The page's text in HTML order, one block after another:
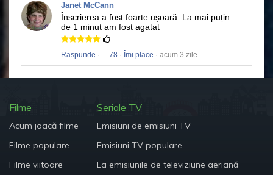
Janet McCann
Înscrierea a fost foarte ușoară. La mai puțin
de 1 minut am fost agatat
Raspunde · 78 · Îmi place · acum 3 zile
Filme
Acum joacă filme
Filme populare
Filme viitoare
Seriale TV
Emisiuni de emisiuni TV
Emisiuni TV populare
La emisiunile de televiziune aeriană